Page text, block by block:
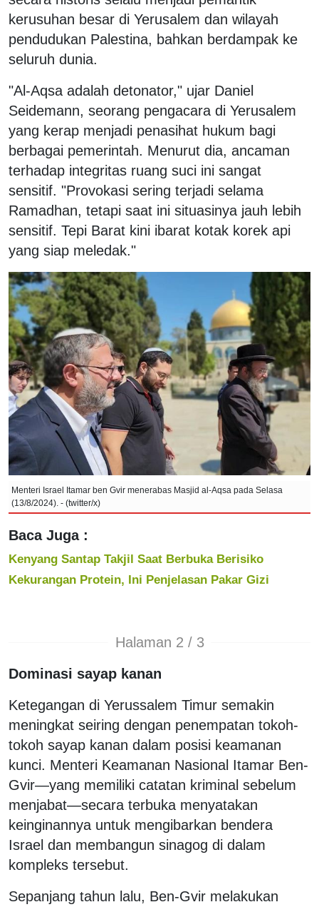
kerusuhan besar di Yerusalem dan wilayah
pendudukan Palestina, bahkan berdampak ke
seluruh dunia.
"Al-Aqsa adalah detonator," ujar Daniel
Seidemann, seorang pengacara di Yerusalem
yang kerap menjadi penasihat hukum bagi
berbagai pemerintah. Menurut dia, ancaman
terhadap integritas ruang suci ini sangat
sensitif. "Provokasi sering terjadi selama
Ramadhan, tetapi saat ini situasinya jauh lebih
sensitif. Tepi Barat kini ibarat kotak korek api
yang siap meledak."
Menteri Israel Itamar ben Gvir menerabas Masjid al-Aqsa pada Selasa
(13/8/2024). - (twitter/x)
Baca Juga :
Kenyang Santap Takjil Saat Berbuka Berisiko
Kekurangan Protein, Ini Penjelasan Pakar Gizi
Halaman 2 / 3
Dominasi sayap kanan
Ketegangan di Yerussalem Timur semakin
meningkat seiring dengan penempatan tokoh-
tokoh sayap kanan dalam posisi keamanan
kunci. Menteri Keamanan Nasional Itamar Ben-
Gvir—yang memiliki catatan kriminal sebelum
menjabat—secara terbuka menyatakan
keinginannya untuk mengibarkan bendera
Israel dan membangun sinagog di dalam
kompleks tersebut.
Sepanjang tahun lalu, Ben-Gvir melakukan